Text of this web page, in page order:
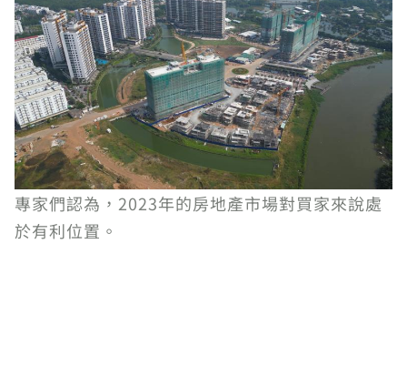
專家們認為，2023年的房地產市場對買家來說處
於有利位置。